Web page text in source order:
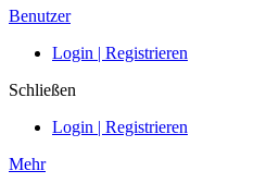
Benutzer
Login | Registrieren
Schließen
Login | Registrieren
Mehr